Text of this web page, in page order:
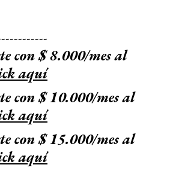
con $ 8.000/mes al
aquí
con $ 10.000/mes al
aquí
con $ 15.000/mes al
aquí